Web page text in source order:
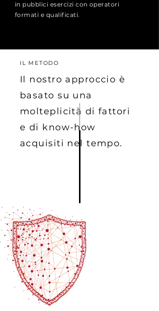
in pubblici esercizi con operatori
formati e qualificati.
IL METODO
Il nostro approccio è
basato su una
molteplicità di fattori
e di know-how
acquisiti nel tempo.